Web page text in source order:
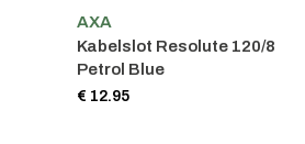
AXA
Kabelslot Resolute 120/8
Petrol Blue
€ 12.95